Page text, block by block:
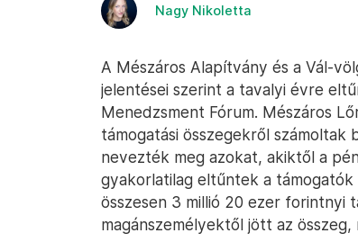
Nagy Nikoletta
A Mészáros Alapítvány és a Vál-
jelentései szerint a tavalyi évre
Menedzsment Fórum. Mészáros
támogatási összegekről
nevezték meg azokat, akiktől a
gyakorlatilag eltűntek a
összesen 3 millió 20 ezer forintnyi
magánszemélyektől jött az